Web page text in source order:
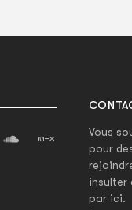
Vous
pour
insulter
par ici.